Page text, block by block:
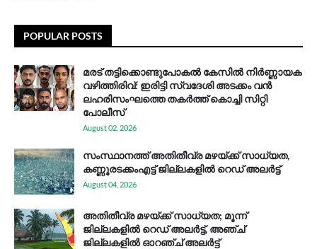
POPULAR POSTS
മരട് തട്ടിക്കൊണ്ടുപോകൽ കേസിൽ നിർണ്ണായക
വഴിത്തിരിവ്: ഇരിട്ടി സ്വദേശി അടക്കം വൻ
ലഹരിസംഘത്തെ തകർത്ത് കൊച്ചി സിറ്റി
പോലീസ്
August 02, 2026
സം​സ്ഥാ​ന​ത്ത് അ​തി​തീ​വ്ര മ​ഴ​യ്ക്ക് സാ​ധ്യ​ത,
കണ്ണൂരടക്കംഎ​ട്ട് ജി​ല്ല​ക​ളി​ൽ റെ​ഡ് അ​ലർ​ട്ട്
August 04, 2026
അതിതീവ്ര മഴയ്ക്ക് സാധ്യത; മൂന്ന്
ജില്ലകളിൽ റെഡ് അലർട്ട്, അഞ്ച്
ജില്ലകളിൽ ഓറഞ്ച് അലർട്ട്